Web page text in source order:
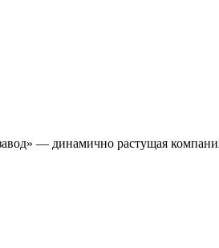
— динамично растущая